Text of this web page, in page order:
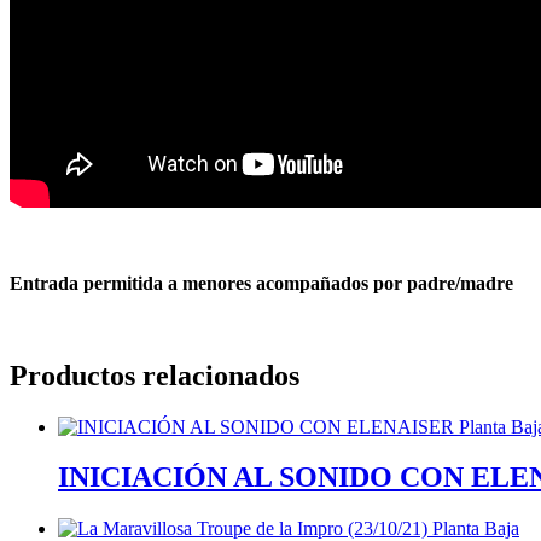
Entrada permitida a menores acompañados por padre/madre
Productos relacionados
INICIACIÓN AL SONIDO CON